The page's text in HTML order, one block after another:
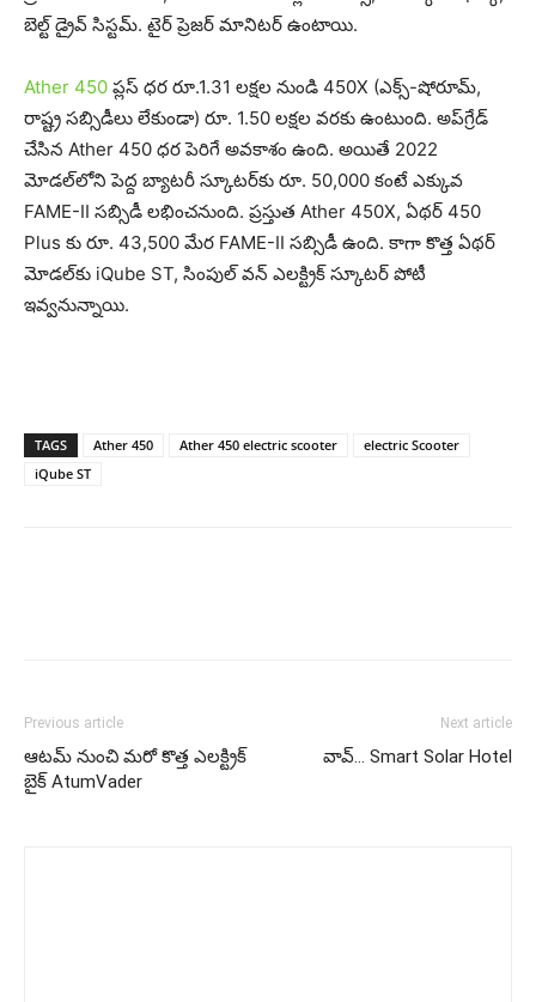
బెల్ట్ డ్రైవ్ సిస్టమ్. టైర్ ప్రెజర్ మానిటర్ ఉంటాయి.
Ather 450 ప్లస్ ధర రూ.1.31 లక్షల నుండి 450X (ఎక్స్-షోరూమ్,
రాష్ట్ర సబ్సిడీలు లేకుండా) రూ. 1.50 లక్షల వరకు ఉంటుంది. అప్‌గ్రేడ్
చేసిన Ather 450 ధర పెరిగే అవకాశం ఉంది. అయితే 2022
మోడల్‌లోని పెద్ద బ్యాటరీ స్కూటర్‌కు రూ. 50,000 కంటే ఎక్కువ
FAME-II స‌బ్సిడీ ల‌భించ‌నుంది. ప్రస్తుత Ather 450X, ఏథ‌ర్ 450
Plus కు రూ. 43,500 మేర FAME-II సబ్సిడీ ఉంది. కాగా కొత్త ఏథ‌ర్
మోడ‌ల్‌కు iQube ST, సింపుల్ వన్ ఎలక్ట్రిక్ స్కూటర్ పోటీ
ఇవ్వ‌నున్నాయి.
TAGS Ather 450 Ather 450 electric scooter
electric Scooter
iQube ST
Previous article
ఆట‌మ్ నుంచి మ‌రో కొత్త ఎల‌క్ట్రిక్
బైక్‌ AtumVader
Next article
వావ్… Smart Solar Hotel